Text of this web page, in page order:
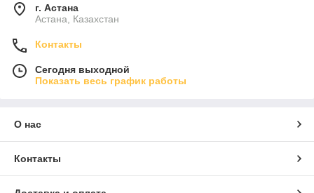
г. Астана
Астана, Казахстан
Контакты
Сегодня выходной
Показать весь график работы
О нас
Контакты